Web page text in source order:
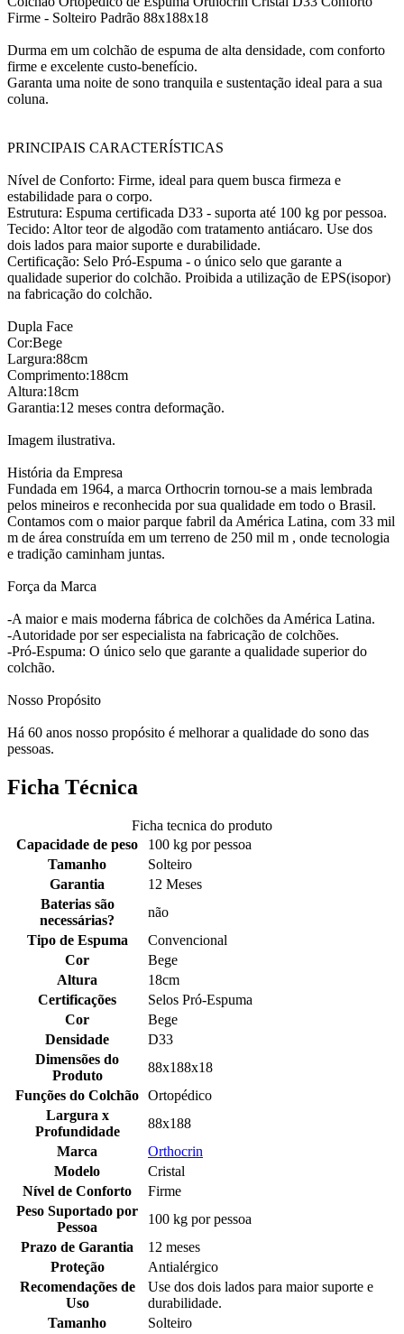
Firme - Solteiro Padrão 88x188x18
Durma em um colchão de espuma de alta densidade, com conforto
firme e excelente custo-benefício.
Garanta uma noite de sono tranquila e sustentação ideal para a sua
coluna.
PRINCIPAIS CARACTERÍSTICAS
Nível de Conforto: Firme, ideal para quem busca firmeza e
estabilidade para o corpo.
Estrutura: Espuma certificada D33 - suporta até 100 kg por pessoa.
Tecido: Altor teor de algodão com tratamento antiácaro. Use dos
dois lados para maior suporte e durabilidade.
Certificação: Selo Pró-Espuma - o único selo que garante a
qualidade superior do colchão. Proibida a utilização de EPS(isopor)
na fabricação do colchão.
Dupla Face
Cor:Bege
Largura:88cm
Comprimento:188cm
Altura:18cm
Garantia:12 meses contra deformação.
Imagem ilustrativa.
História da Empresa
Fundada em 1964, a marca Orthocrin tornou-se a mais lembrada
pelos mineiros e reconhecida por sua qualidade em todo o Brasil.
Contamos com o maior parque fabril da América Latina, com 33 mil
m de área construída em um terreno de 250 mil m , onde tecnologia
e tradição caminham juntas.
Força da Marca
-A maior e mais moderna fábrica de colchões da América Latina.
-Autoridade por ser especialista na fabricação de colchões.
-Pró-Espuma: O único selo que garante a qualidade superior do
colchão.
Nosso Propósito
Há 60 anos nosso propósito é melhorar a qualidade do sono das
pessoas.
Ficha Técnica
Ficha tecnica do produto
Capacidade de peso
100 kg por pessoa
Tamanho
Solteiro
Garantia
12 Meses
Baterias são
necessárias?
não
Tipo de Espuma
Convencional
Cor
Bege
Altura
18cm
Certificações
Selos Pró-Espuma
Cor
Bege
Densidade
D33
Dimensões do
Produto
88x188x18
Funções do Colchão Ortopédico
Largura x
Profundidade
88x188
Marca
Orthocrin
Modelo
Cristal
Nível de Conforto
Firme
Peso Suportado por
Pessoa
100 kg por pessoa
Prazo de Garantia
12 meses
Proteção
Antialérgico
Recomendações de
Uso
Use dos dois lados para maior suporte e
durabilidade.
Tamanho
Solteiro